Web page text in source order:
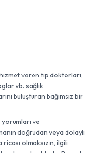
veren tıp doktorları,
vb. sağlık
buluşturan bağımsız bir
ve
doğrudan veya dolaylı
olmaksızın, ilgili